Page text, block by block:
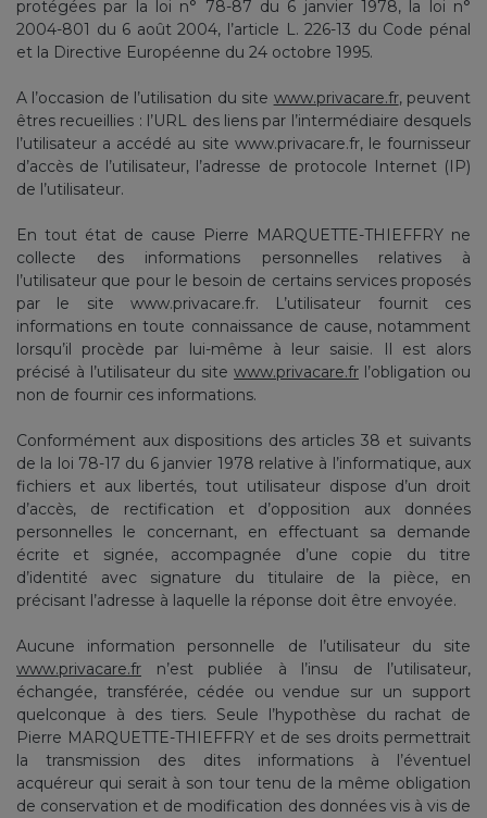
protégées par la loi n° 78-87 du 6 janvier 1978, la loi n°
2004-801 du 6 août 2004, l’article L. 226-13 du Code pénal
et la Directive Européenne du 24 octobre 1995.
A l’occasion de l’utilisation du site www.privacare.fr, peuvent
êtres recueillies : l’URL des liens par l’intermédiaire desquels
l’utilisateur a accédé au site www.privacare.fr, le fournisseur
d’accès de l’utilisateur, l’adresse de protocole Internet (IP)
de l’utilisateur.
En tout état de cause Pierre MARQUETTE-THIEFFRY ne
collecte des informations personnelles relatives à
l’utilisateur que pour le besoin de certains services proposés
par le site www.privacare.fr. L’utilisateur fournit ces
informations en toute connaissance de cause, notamment
lorsqu’il procède par lui-même à leur saisie. Il est alors
précisé à l’utilisateur du site www.privacare.fr l’obligation ou
non de fournir ces informations.
Conformément aux dispositions des articles 38 et suivants
de la loi 78-17 du 6 janvier 1978 relative à l’informatique, aux
fichiers et aux libertés, tout utilisateur dispose d’un droit
d’accès, de rectification et d’opposition aux données
personnelles le concernant, en effectuant sa demande
écrite et signée, accompagnée d’une copie du titre
d’identité avec signature du titulaire de la pièce, en
précisant l’adresse à laquelle la réponse doit être envoyée.
Aucune information personnelle de l’utilisateur du site
www.privacare.fr n’est publiée à l’insu de l’utilisateur,
échangée, transférée, cédée ou vendue sur un support
quelconque à des tiers. Seule l’hypothèse du rachat de
Pierre MARQUETTE-THIEFFRY et de ses droits permettrait
la transmission des dites informations à l’éventuel
acquéreur qui serait à son tour tenu de la même obligation
de conservation et de modification des données vis à vis de